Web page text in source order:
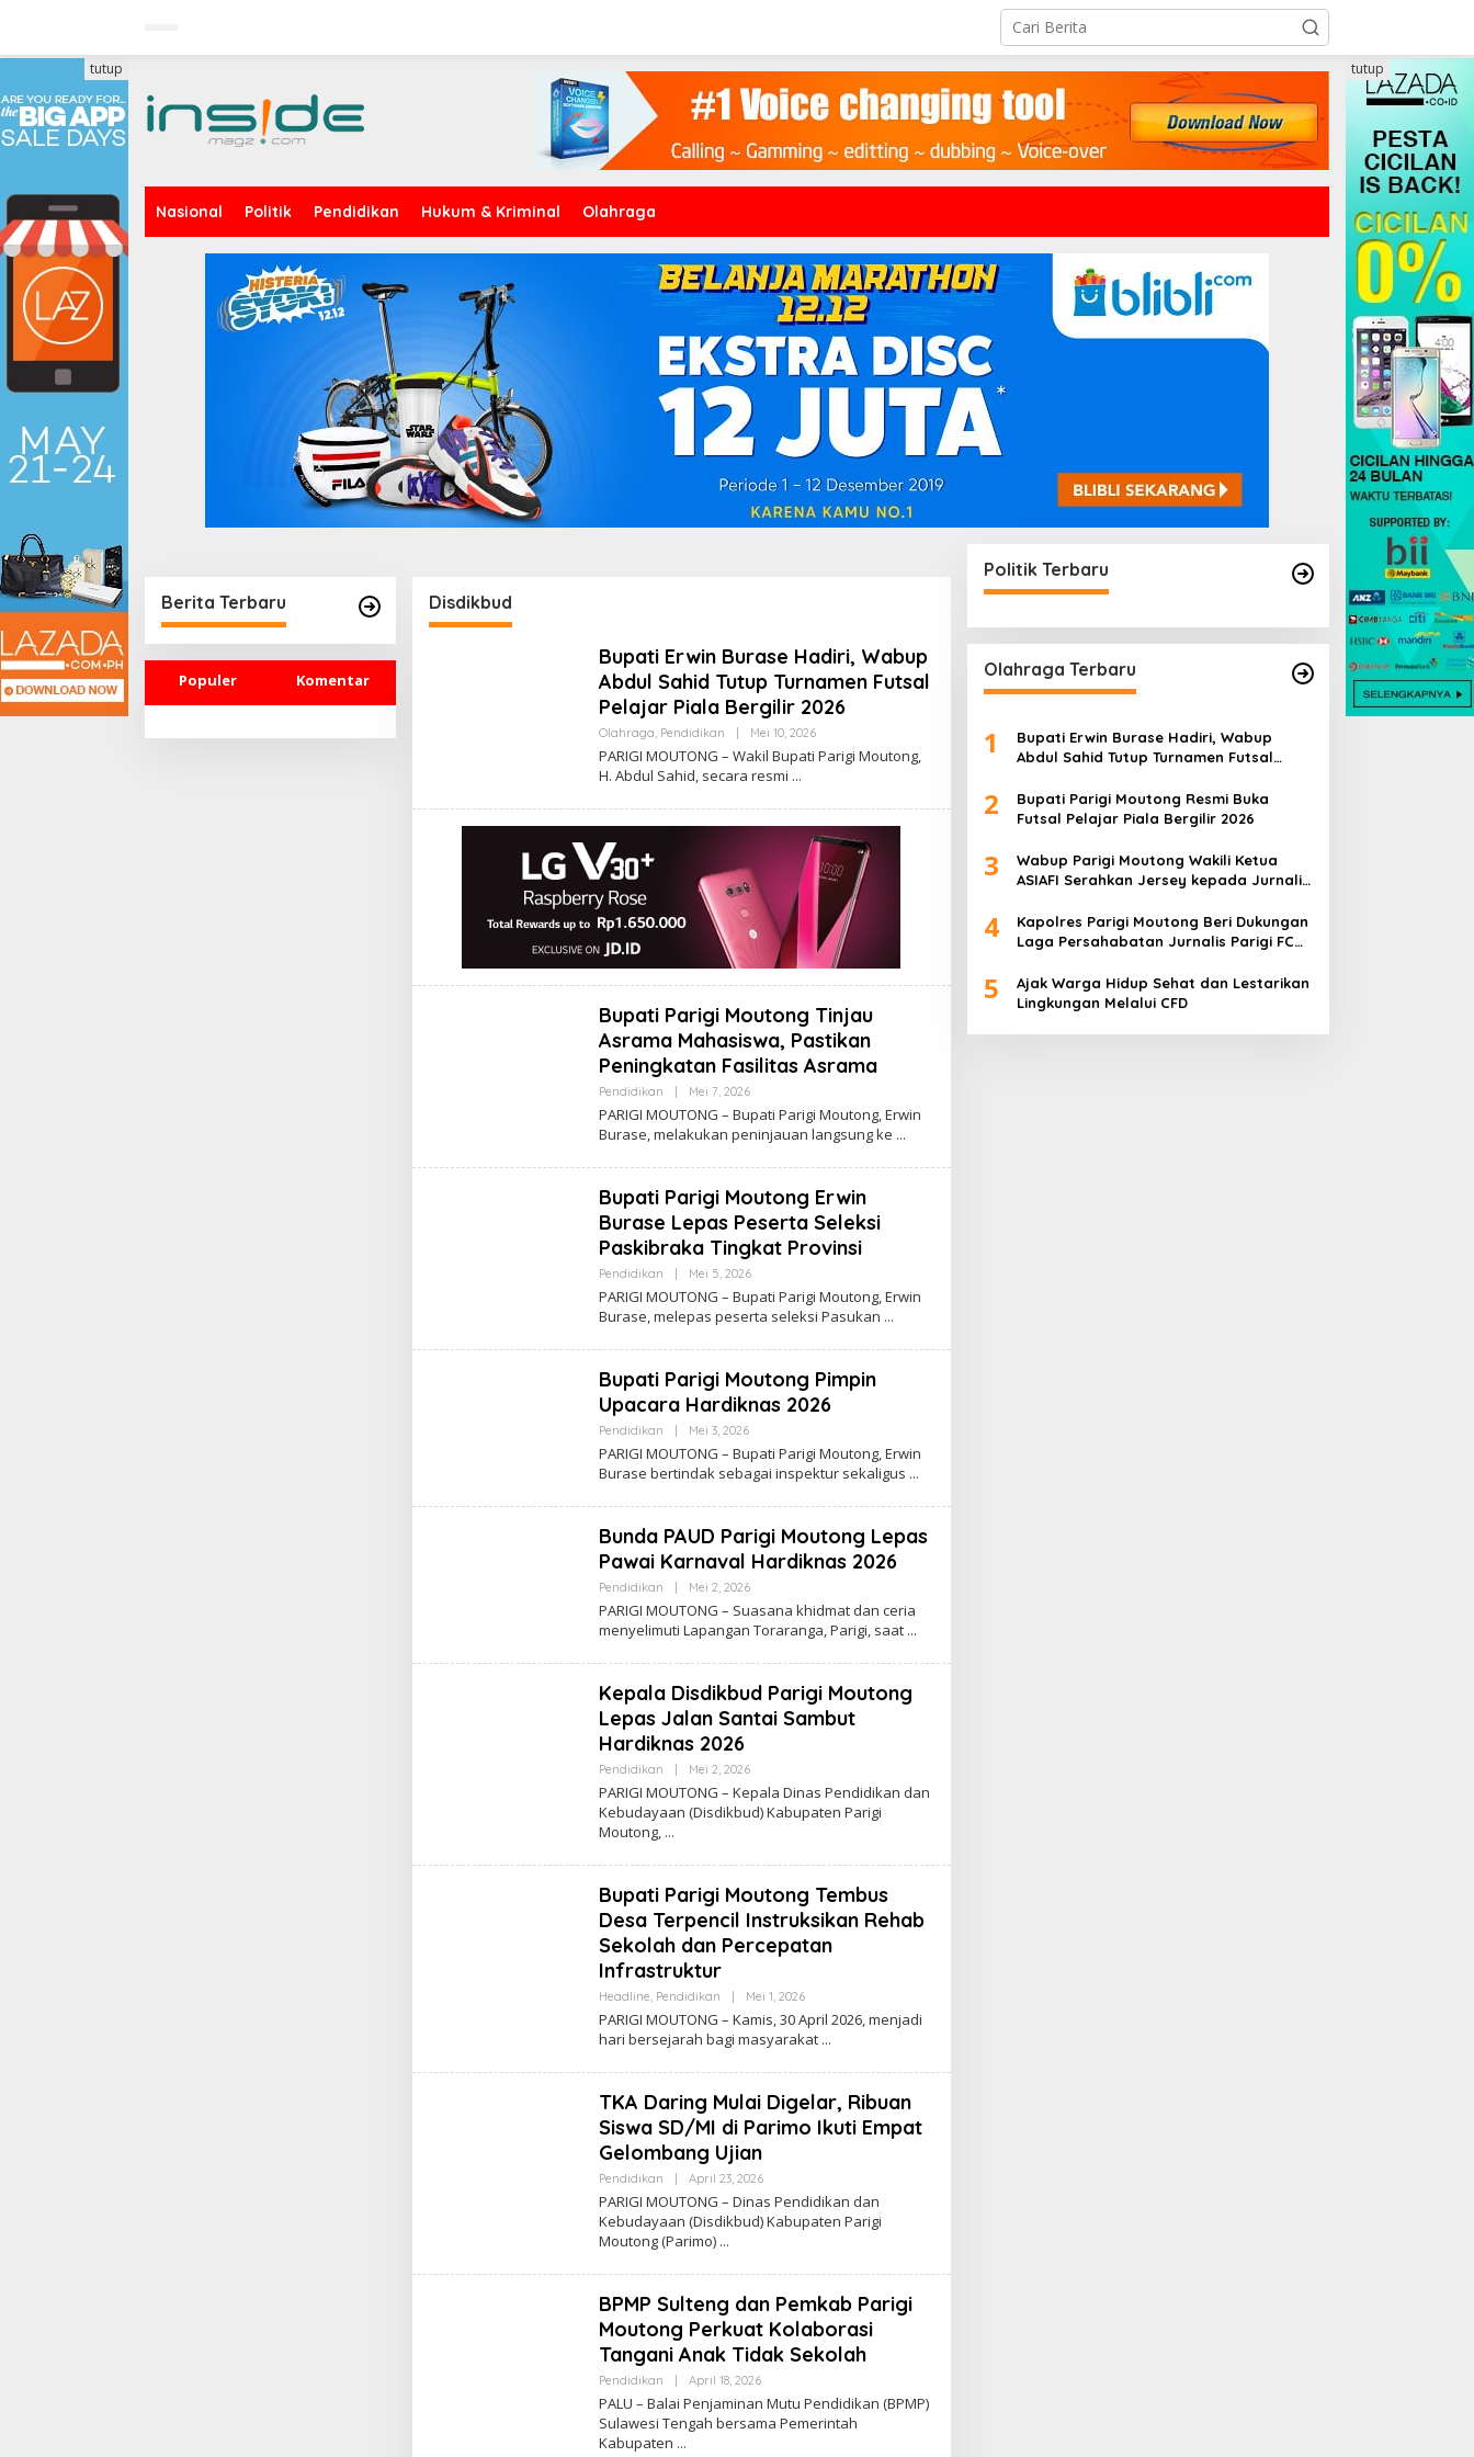
Nasional Politik Pendidikan Hukum & Kriminal Olahraga
tutup tutup
Berita Terbaru
Populer Komentar
Disdikbud
Bupati Erwin Burase Hadiri, Wabup
Abdul Sahid Tutup Turnamen Futsal
Pelajar Piala Bergilir 2026
Olahraga, Pendidikan Mei 10, 2026Oleh
Insidemagz
PARIGI MOUTONG – Wakil Bupati Parigi Moutong,
H. Abdul Sahid, secara resmi
Bupati Parigi Moutong Tinjau
Asrama Mahasiswa, Pastikan
Peningkatan Fasilitas Asrama
Pendidikan Mei 7, 2026Oleh
Insidemagz
PARIGI MOUTONG – Bupati Parigi Moutong, Erwin
Burase, melakukan peninjauan langsung ke
Bupati Parigi Moutong Erwin
Burase Lepas Peserta Seleksi
Paskibraka Tingkat Provinsi
Pendidikan Mei 5, 2026Oleh
Insidemagz
PARIGI MOUTONG – Bupati Parigi Moutong, Erwin
Burase, melepas peserta seleksi Pasukan
Bupati Parigi Moutong Pimpin
Upacara Hardiknas 2026
Pendidikan Mei 3, 2026Oleh
Insidemagz
PARIGI MOUTONG – Bupati Parigi Moutong, Erwin
Burase bertindak sebagai inspektur sekaligus
Bunda PAUD Parigi Moutong Lepas
Pawai Karnaval Hardiknas 2026
Pendidikan Mei 2, 2026Oleh
Insidemagz
PARIGI MOUTONG – Suasana khidmat dan ceria
menyelimuti Lapangan Toraranga, Parigi, saat
Kepala Disdikbud Parigi Moutong
Lepas Jalan Santai Sambut
Hardiknas 2026
Pendidikan Mei 2, 2026Oleh
Insidemagz
PARIGI MOUTONG – Kepala Dinas Pendidikan dan
Kebudayaan (Disdikbud) Kabupaten Parigi
Moutong,
Bupati Parigi Moutong Tembus
Desa Terpencil Instruksikan Rehab
Sekolah dan Percepatan
Infrastruktur
Headline, Pendidikan Mei 1, 2026Oleh
Insidemagz
PARIGI MOUTONG – Kamis, 30 April 2026, menjadi
hari bersejarah bagi masyarakat
TKA Daring Mulai Digelar, Ribuan
Siswa SD/MI di Parimo Ikuti Empat
Gelombang Ujian
Pendidikan April 23, 2026Oleh
Insidemagz
PARIGI MOUTONG – Dinas Pendidikan dan
Kebudayaan (Disdikbud) Kabupaten Parigi
Moutong (Parimo)
BPMP Sulteng dan Pemkab Parigi
Moutong Perkuat Kolaborasi
Tangani Anak Tidak Sekolah
Pendidikan April 18, 2026Oleh
Insidemagz
PALU – Balai Penjaminan Mutu Pendidikan (BPMP)
Sulawesi Tengah bersama Pemerintah
Kabupaten
Politik Terbaru
Olahraga Terbaru
1
Bupati Erwin Burase Hadiri, Wabup
Abdul Sahid Tutup Turnamen Futsal
2
Bupati Parigi Moutong Resmi Buka
Futsal Pelajar Piala Bergilir 2026
3
Wabup Parigi Moutong Wakili Ketua
ASIAFI Serahkan Jersey kepada Jurnalis
4
Kapolres Parigi Moutong Beri Dukungan
Laga Persahabatan Jurnalis Parigi FC
5
Ajak Warga Hidup Sehat dan Lestarikan
Lingkungan Melalui CFD